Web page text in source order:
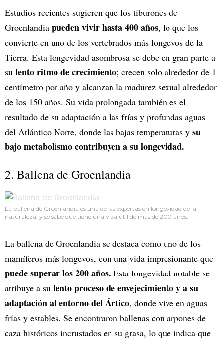
Estudios recientes sugieren que los tiburones de
Groenlandia pueden vivir hasta 400 años, lo que los
convierte en uno de los vertebrados más longevos de la
Tierra. Esta longevidad asombrosa se debe en gran parte a
su lento ritmo de crecimiento; crecen solo alrededor de 1
centímetro por año y alcanzan la madurez sexual alrededor
de los 150 años. Su vida prolongada también es el
resultado de su adaptación a las frías y profundas aguas
del Atlántico Norte, donde las bajas temperaturas y su
bajo metabolismo contribuyen a su longevidad.
2. Ballena de Groenlandia
La ballena de Groenlandia es una de las expertas en longevidad de la
naturaleza, y se sabe que tiene una vida útil de más de 200 años.
La ballena de Groenlandia se destaca como uno de los
mamíferos más longevos, con una vida impresionante que
puede superar los 200 años. Esta longevidad notable se
atribuye a su lento proceso de envejecimiento y a su
adaptación al entorno del Ártico, donde vive en aguas
frías y estables. Se encontraron ballenas con arpones de
caza históricos incrustados en su grasa, lo que indica que